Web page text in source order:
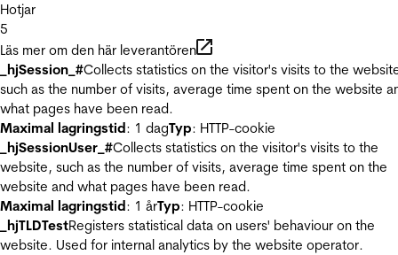
Hotjar
5
Läs mer om den här leverantören
_hjSession_#Collects statistics on the visitor's visits to the
such as the number of visits, average time spent on the website
what pages have been read.
Maximal lagringstid: 1 dagTyp: HTTP-cookie
_hjSessionUser_#Collects statistics on the visitor's visits to the
website, such as the number of visits, average time spent on the
website and what pages have been read.
Maximal lagringstid: 1 årTyp: HTTP-cookie
_hjTLDTestRegisters statistical data on users' behaviour on the
website. Used for internal analytics by the website operator.